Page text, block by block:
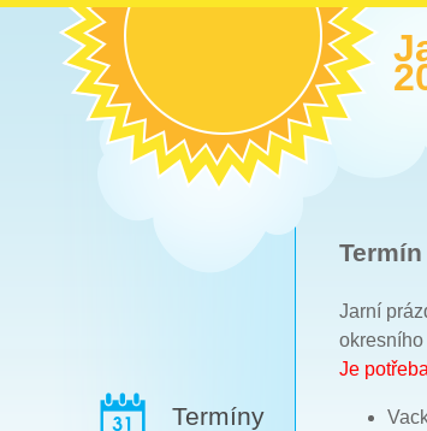
Termíny
Jarní
okresního
Je